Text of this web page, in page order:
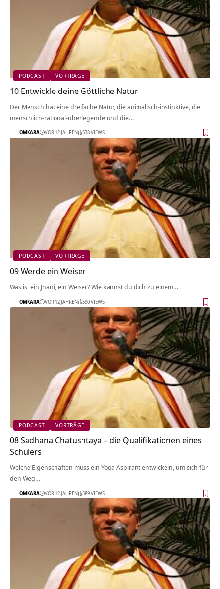
PODCAST VORTRÄGE
10 Entwickle deine Göttliche Natur
Der Mensch hat eine dreifache Natur, die animalisch-instinktive, die
menschlich-rational-überlegende und die…
OMKARA VOR 12 JAHREN 538 VIEWS
PODCAST VORTRÄGE
09 Werde ein Weiser
Was ist ein Jnani, ein Weiser? Wie kannst du dich zu einem…
OMKARA VOR 12 JAHREN 590 VIEWS
PODCAST VORTRÄGE
08 Sadhana Chatushtaya – die Qualifikationen eines
Schülers
Welche Eigenschaften muss ein Yoga Aspirant entwickeln, um sich für
den Weg…
OMKARA VOR 12 JAHREN 589 VIEWS